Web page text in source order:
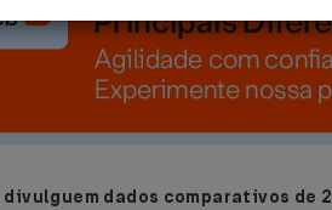
dados comparativos de